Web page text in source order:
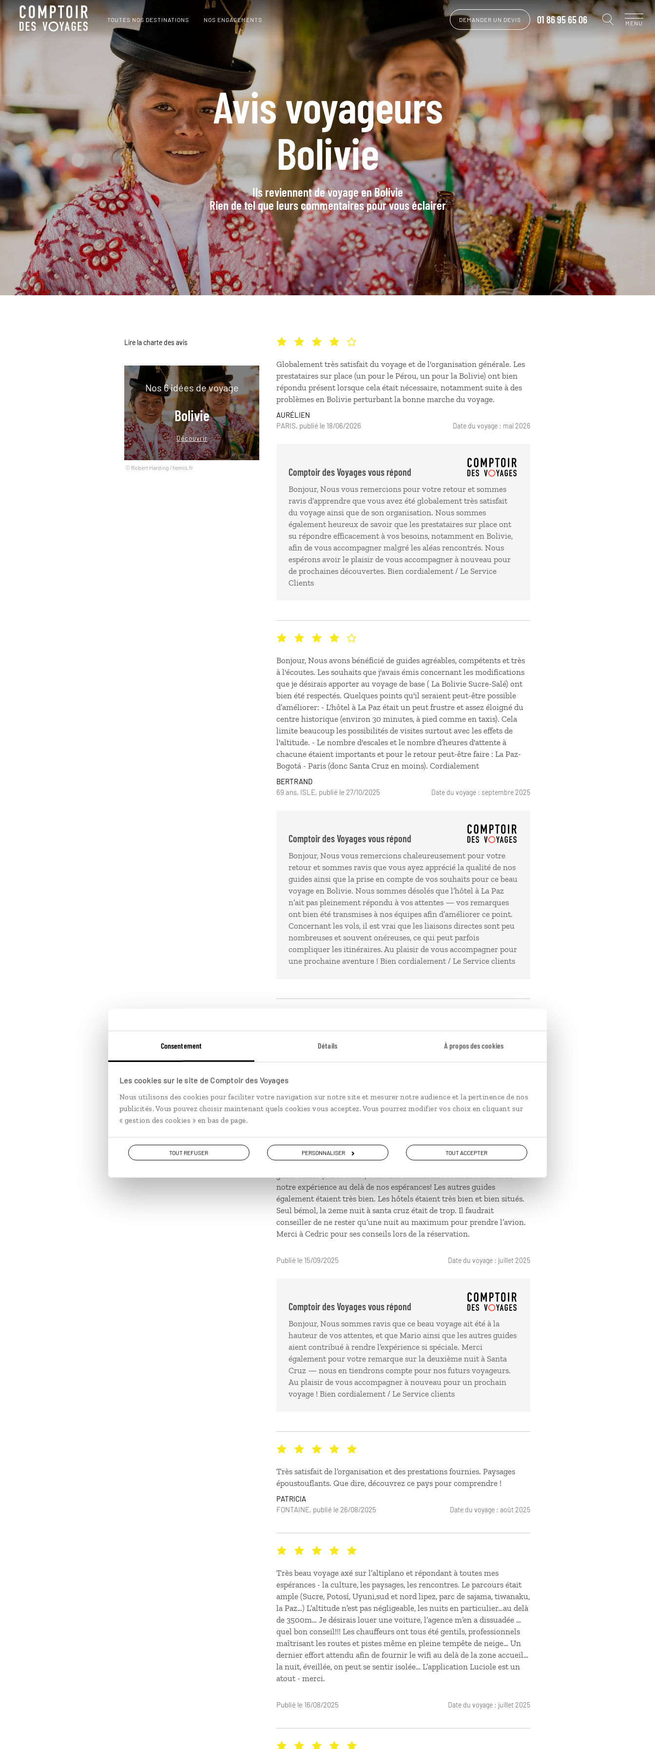
Consentement Détails À propos des cookies
Les cookies sur le site de Comptoir des Voyages
Nous utilisons des cookies pour faciliter votre navigation sur notre site et mesurer notre audience et la pertinence de nos
publicités. Vous pouvez choisir maintenant quels cookies vous acceptez. Vous pourrez modifier vos choix en cliquant sur
« gestion des cookies » en bas de page.
TOUT REFUSER PERSONNALISER TOUT ACCEPTER
TOUTES NOS DESTINATIONS NOS ENGAGEMENTS DEMANDER UN DEVIS 01 86 95 65 06 MENU
Avis voyageurs
Bolivie
Ils reviennent de voyage en Bolivie
Rien de tel que leurs commentaires pour vous éclairer
Lire la charte des avis
Nos 6 idées de voyage
Bolivie
Découvrir
Globalement très satisfait du voyage et de l'organisation générale. Les
prestataires sur place (un pour le Pérou, un pour la Bolivie) ont bien
répondu présent lorsque cela était nécessaire, notamment suite à des
problèmes en Bolivie perturbant la bonne marche du voyage.
AURÉLIEN
PARIS, publié le 18/06/2026
Date du voyage : mai 2026
Comptoir des Voyages vous répond
Bonjour, Nous vous remercions pour votre retour et sommes
ravis d’apprendre que vous avez été globalement très satisfait
du voyage ainsi que de son organisation. Nous sommes
également heureux de savoir que les prestataires sur place ont
su répondre efficacement à vos besoins, notamment en Bolivie,
afin de vous accompagner malgré les aléas rencontrés. Nous
espérons avoir le plaisir de vous accompagner à nouveau pour
de prochaines découvertes. Bien cordialement / Le Service
Clients
Bonjour, Nous avons bénéficié de guides agréables, compétents et très
à l'écoutes. Les souhaits que j'avais émis concernant les modifications
que je désirais apporter au voyage de base ( La Bolivie Sucre-Salé) ont
bien été respectés. Quelques points qu'il seraient peut-être possible
d’améliorer: - L'hôtel à La Paz était un peut frustre et assez éloigné du
centre historique (environ 30 minutes, à pied comme en taxis). Cela
limite beaucoup les possibilités de visites surtout avec les effets de
l'altitude. - Le nombre d'escales et le nombre d’heures d'attente à
chacune étaient importants et pour le retour peut-être faire : La Paz-
Bogotá - Paris (donc Santa Cruz en moins). Cordialement
BERTRAND
69 ans, ISLE, publié le 27/10/2025
Date du voyage : septembre 2025
Comptoir des Voyages vous répond
Bonjour, Nous vous remercions chaleureusement pour votre
retour et sommes ravis que vous ayez apprécié la qualité de nos
guides ainsi que la prise en compte de vos souhaits pour ce beau
voyage en Bolivie. Nous sommes désolés que l’hôtel à La Paz
n’ait pas pleinement répondu à vos attentes — vos remarques
ont bien été transmises à nos équipes afin d’améliorer ce point.
Concernant les vols, il est vrai que les liaisons directes sont peu
nombreuses et souvent onéreuses, ce qui peut parfois
compliquer les itinéraires. Au plaisir de vous accompagner pour
une prochaine aventure ! Bien cordialement / Le Service clients
même au delà, prestations excellentes en terme d’activités,
d’encadrement et d’hébergement hormis le dernier hôtel en deçà des
Publié le 22/10/2025 Date du voyage : octobre 2025
Très beau voyage et très bien organisé par comptoir des voyages. Le
notre expérience au delà de nos espérances! Les autres guides
également étaient très bien. Les hôtels étaient très bien et bien situés.
Seul bémol, la 2eme nuit à santa cruz était de trop. Il faudrait
conseiller de ne rester qu’une nuit au maximum pour prendre l’avion.
Merci à Cedric pour ses conseils lors de la réservation.
Publié le 15/09/2025 Date du voyage : juillet 2025
Comptoir des Voyages vous répond
Bonjour, Nous sommes ravis que ce beau voyage ait été à la
hauteur de vos attentes, et que Mario ainsi que les autres guides
aient contribué à rendre l’expérience si spéciale. Merci
également pour votre remarque sur la deuxième nuit à Santa
Cruz — nous en tiendrons compte pour nos futurs voyageurs.
Au plaisir de vous accompagner à nouveau pour un prochain
voyage ! Bien cordialement / Le Service clients
Très satisfait de l’organisation et des prestations fournies. Paysages
époustouflants. Que dire, découvrez ce pays pour comprendre !
PATRICIA
FONTAINE, publié le 26/08/2025
Date du voyage : août 2025
Très beau voyage axé sur l’altiplano et répondant à toutes mes
espérances - la culture, les paysages, les rencontres. Le parcours était
ample (Sucre, Potosí, Uyuni,sud et nord lipez, parc de sajama, tiwanaku,
la Paz…) L’altitude n’est pas négligeable, les nuits en particulier…au delà
de 3500m… Je désirais louer une voiture, l’agence m’en a dissuadée …
quel bon conseil!!! Les chauffeurs ont tous été gentils, professionnels
maîtrisant les routes et pistes même en pleine tempête de neige… Un
dernier effort attendu afin de fournir le wifi au delà de la zone accueil…
la nuit, éveillée, on peut se sentir isolée… L’application Luciole est un
atout - merci.
Publié le 16/08/2025 Date du voyage : juillet 2025